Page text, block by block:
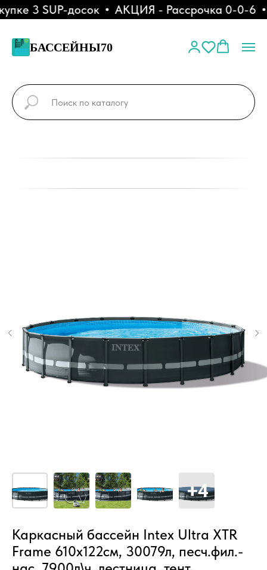
3 SUP-досок АКЦИЯ - Рассрочка 0-0-6
БАССЕЙНЫ70
Каркасный бассейн Intex Ultra XTR
Frame 610х122см, 30079л, песч.фил.-